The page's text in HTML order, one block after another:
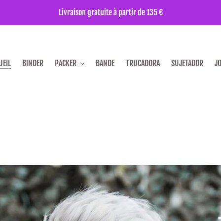
Livraison gratuite à partir de 135 €
BINDER PACKER BANDE TRUCADORA SUJETADOR